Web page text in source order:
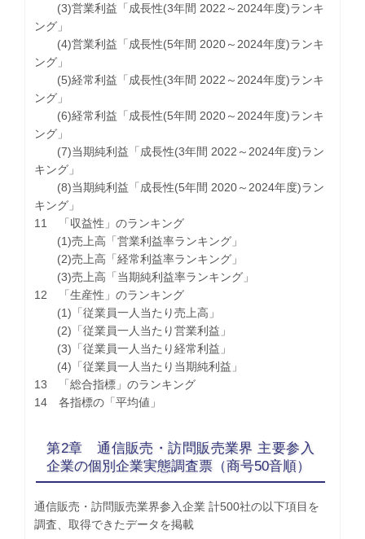
(3)営業利益「成長性(3年間 2022～2024年度)ランキ
ング」
(4)営業利益「成長性(5年間 2020～2024年度)ランキ
ング」
(5)経常利益「成長性(3年間 2022～2024年度)ランキ
ング」
(6)経常利益「成長性(5年間 2020～2024年度)ランキ
ング」
(7)当期純利益「成長性(3年間 2022～2024年度)ラン
キング」
(8)当期純利益「成長性(5年間 2020～2024年度)ラン
キング」
11 「収益性」のランキング
(1)売上高「営業利益率ランキング」
(2)売上高「経常利益率ランキング」
(3)売上高「当期純利益率ランキング」
12 「生産性」のランキング
(1)「従業員一人当たり売上高」
(2)「従業員一人当たり営業利益」
(3)「従業員一人当たり経常利益」
(4)「従業員一人当たり当期純利益」
13 「総合指標」のランキング
14 各指標の「平均値」
第2章 通信販売・訪問販売業界 主要参入
企業の個別企業実態調査票（商号50音順）
通信販売・訪問販売業界参入企業 計500社の以下項目を
調査、取得できたデータを掲載